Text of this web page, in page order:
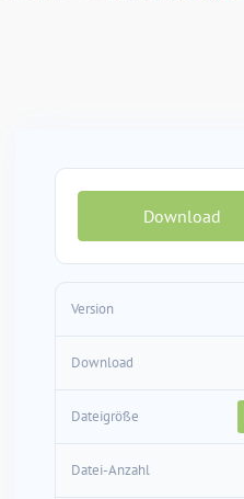
Download
Version
Download
Dateigröße
Datei-Anzahl